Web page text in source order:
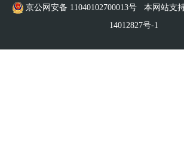
京公网安备 11040102700013号 本网站支
14012827号-1